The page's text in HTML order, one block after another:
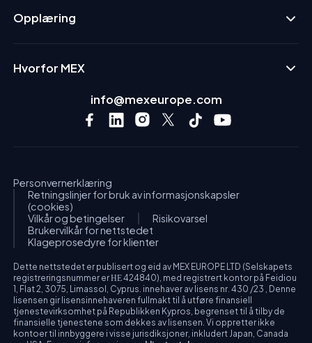
Opplæring
Hvorfor MEX
info@mexeurope.com
Personvernerklæring
Retningslinjer for bruk av informasjonskapsler
(cookies)
Vilkår og betingelser
Risikovarsel
Brukervilkår for nettstedet
Klageprosedyre for klienter
Dette nettstedet er publisert og eid av MEX EUROPE LTD (Selskapets
registreringsnummer er ΗΕ 424840), med registrert kontor på Feidiou
1, Flat 2, 3075, Limassol, Cyprus. innehaver av lisens nr. 430 /23 , Denne
lisensen gir lisensinnehaveren fullmakt til å utføre finansiell
tjenestevirksomhet på Republikken Kypros, begrenset til å tilby de
finansielle tjenestene som dekkes av lisensen. Vi oppretter ikke
kontoer til innbyggere i visse jurisdiksjoner, inkludert Japan, Canada